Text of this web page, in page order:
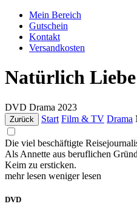
Mein Bereich
Gutschein
Kontakt
Versandkosten
Natürlich
DVD Drama 2023
Zurück Start Film & TV Drama
Die viel beschäftigte
Als Annette aus beruflichen
Keim zu ersticken.
mehr lesen weniger lesen
DVD